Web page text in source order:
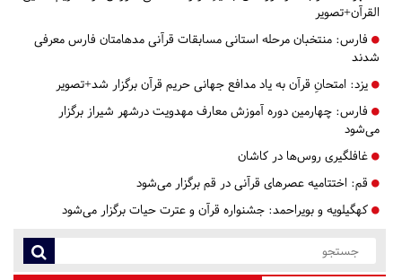
القرآن+تصویر
فارس: منتخبان مرحله استانی مسابقات قرآنی مدهامتان فارس معرفی
شدند
یزد: امتحانِ قرآن به یاد مدافع جهانی حریم قرآن برگزار شد+تصویر
فارس: چهارمین دوره آموزش معارف مهدویت درشهر شیراز برگزار
می‌شود
غافلگیری روس‌ها در کاشان
قم: اختتامیه عصرهای قرآنی در قم برگزار می‌شود
کهگیلویه و بویراحمد: جشنواره قرآن و عترت حیات برگزار می‌شود